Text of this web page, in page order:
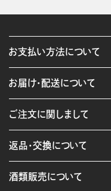
お支払い方法について
お届け・配送について
ご注文に関しまして
返品・交換について
酒類販売について